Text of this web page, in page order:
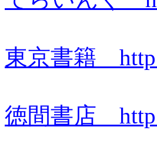
東京書籍
徳間書店